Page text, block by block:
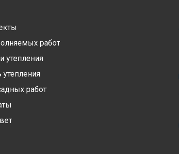
работ
утепления
утепления
работ